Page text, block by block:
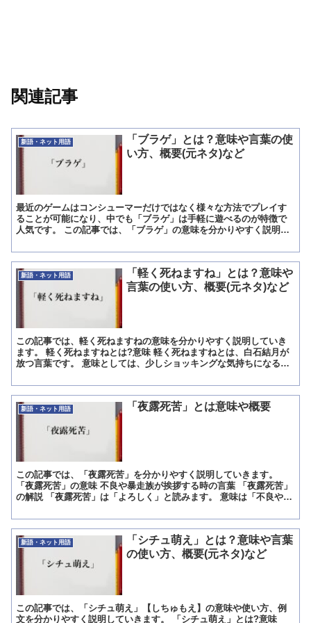
関連記事
新語・ネット用語
「ブラゲ」とは？意味や言葉の使
い方、概要(元ネタ)など
最近のゲームはコンシューマーだけではなく様々な方法でプレイす
ることが可能になり、中でも「ブラゲ」は手軽に遊べるのが特徴で
人気です。 この記事では、「ブラゲ」の意味を分かりやすく説明し
新語・ネット用語
「軽く死ねますね」とは？意味や
言葉の使い方、概要(元ネタ)など
この記事では、軽く死ねますねの意味を分かりやすく説明していき
ます。 軽く死ねますねとは?意味 軽く死ねますねとは、白石結月が
放つ言葉です。 意味としては、少しショッキングな気持ちになるよ
新語・ネット用語 「夜露死苦」とは意味や概要
この記事では、「夜露死苦」を分かりやすく説明していきます。
「夜露死苦」の意味 不良や暴走族が挨拶する時の言葉 「夜露死苦」
の解説 「夜露死苦」は「よろしく」と読みます。 意味は「不良や暴
新語・ネット用語
「シチュ萌え」とは？意味や言葉
の使い方、概要(元ネタ)など
この記事では、「シチュ萌え」【しちゅもえ】の意味や使い方、例
文を分かりやすく説明していきます。 「シチュ萌え」とは?意味